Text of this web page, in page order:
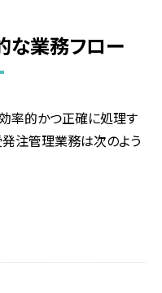
な業務フロー
率的かつ正確に処理す
発注管理業務は次のよう